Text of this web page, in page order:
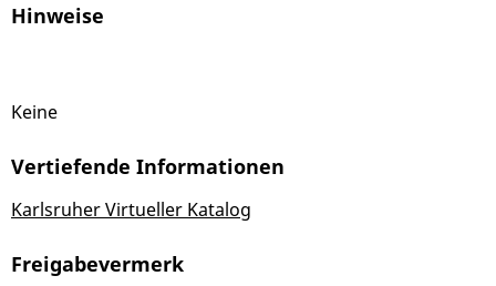
Hinweise
Keine
Vertiefende Informationen
Karlsruher Virtueller Katalog
Freigabevermerk